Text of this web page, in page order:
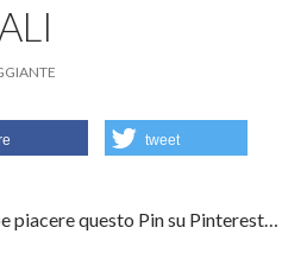
tweet
piacere questo Pin su Pinterest…